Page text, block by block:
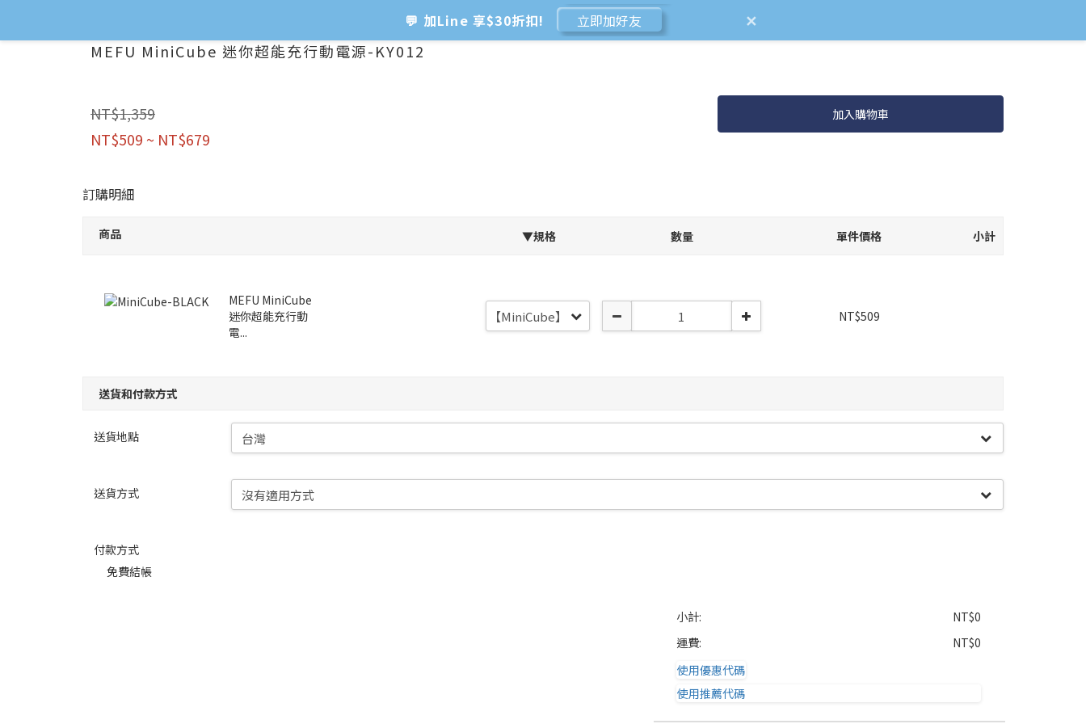
MEFU MiniCube 迷你超能充行動電源-KY012
NT$1,359
NT$509 ~ NT$679
加入購物車
訂購明細
商品 ▼規格 數量 單件價格 小計
MEFU MiniCube
迷你超能充行動
電...
NT$509
送貨和付款方式
送貨地點
送貨方式
付款方式
免費結帳
小計:
NT$0
運費:
NT$0
使用優惠代碼
使用推薦代碼
✕
💬 加Line 享$30折扣!
立即加好友
🛡️ APEXEL/MEFU品牌保固一年!